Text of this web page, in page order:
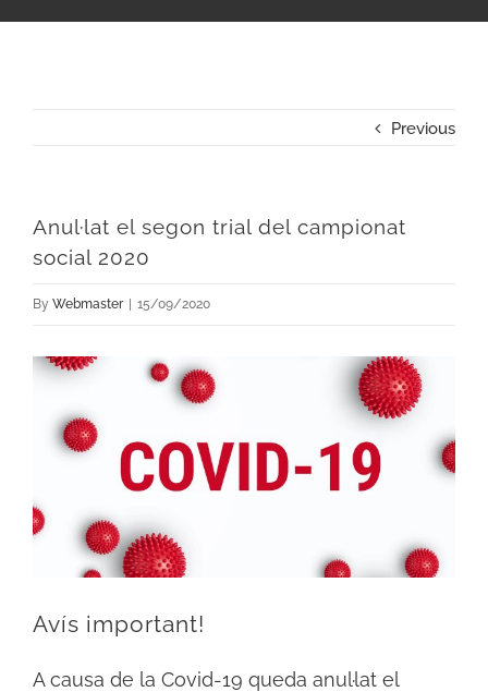
Previous
Anul·lat el segon trial del campionat
social 2020
By Webmaster 15/09/2020
View
Larger
Image
Avís important!
A causa de la Covid-19 queda anul·lat el